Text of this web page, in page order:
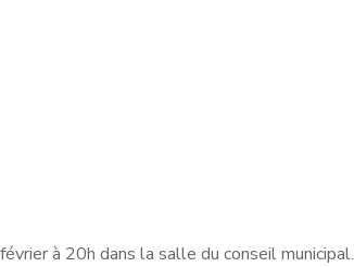
à 20h dans la salle du conseil municipal.